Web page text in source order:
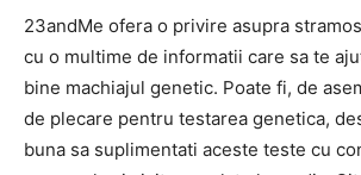
23andMe ofera o privire asupra
cu o multime de informatii care sa te
bine machiajul genetic. Poate fi, de
de plecare pentru testarea genetica,
buna sa suplimentati aceste teste cu